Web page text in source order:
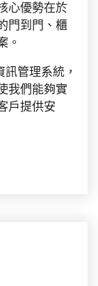
心優勢在於
門到門、櫃
。
管理系統，
我們能夠實
戶提供安